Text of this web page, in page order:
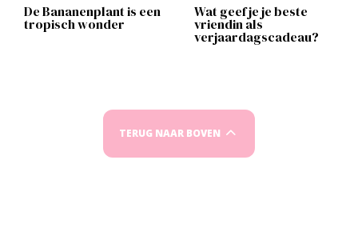
De Bananenplant is een
tropisch wonder
Wat geef je je beste
vriendin als
verjaardagscadeau?
TERUG NAAR BOVEN